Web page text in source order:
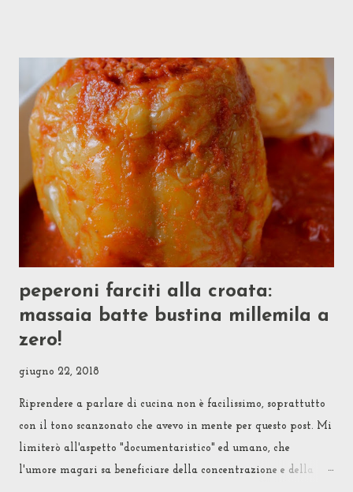
conto mio l'avevo anche già fatto. Sono stati però i mitici
biscottini dell'Araba Felice , pubblicati giusto qualche
settimana prima dell'incontro con Calvè, a "darmi il la" per
buttarmi in una sperimentazione più accanita. Uno si chiede:
sì, ma perché raccontare tutto questo solo ora, a quasi un
anno dagli eventi? Be'... perché sinceramente i primi risultati
miei non mi avevano convinto del tutto. Poi è arrivata l...
peperoni farciti alla croata:
massaia batte bustina millemila a
zero!
giugno 22, 2018
Riprendere a parlare di cucina non è facilissimo, soprattutto
con il tono scanzonato che avevo in mente per questo post. Mi
limiterò all'aspetto "documentaristico" ed umano, che
l'umore magari sa beneficiare della concentrazione e della